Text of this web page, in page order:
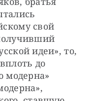
свой
идеи», то,
до
модерна»